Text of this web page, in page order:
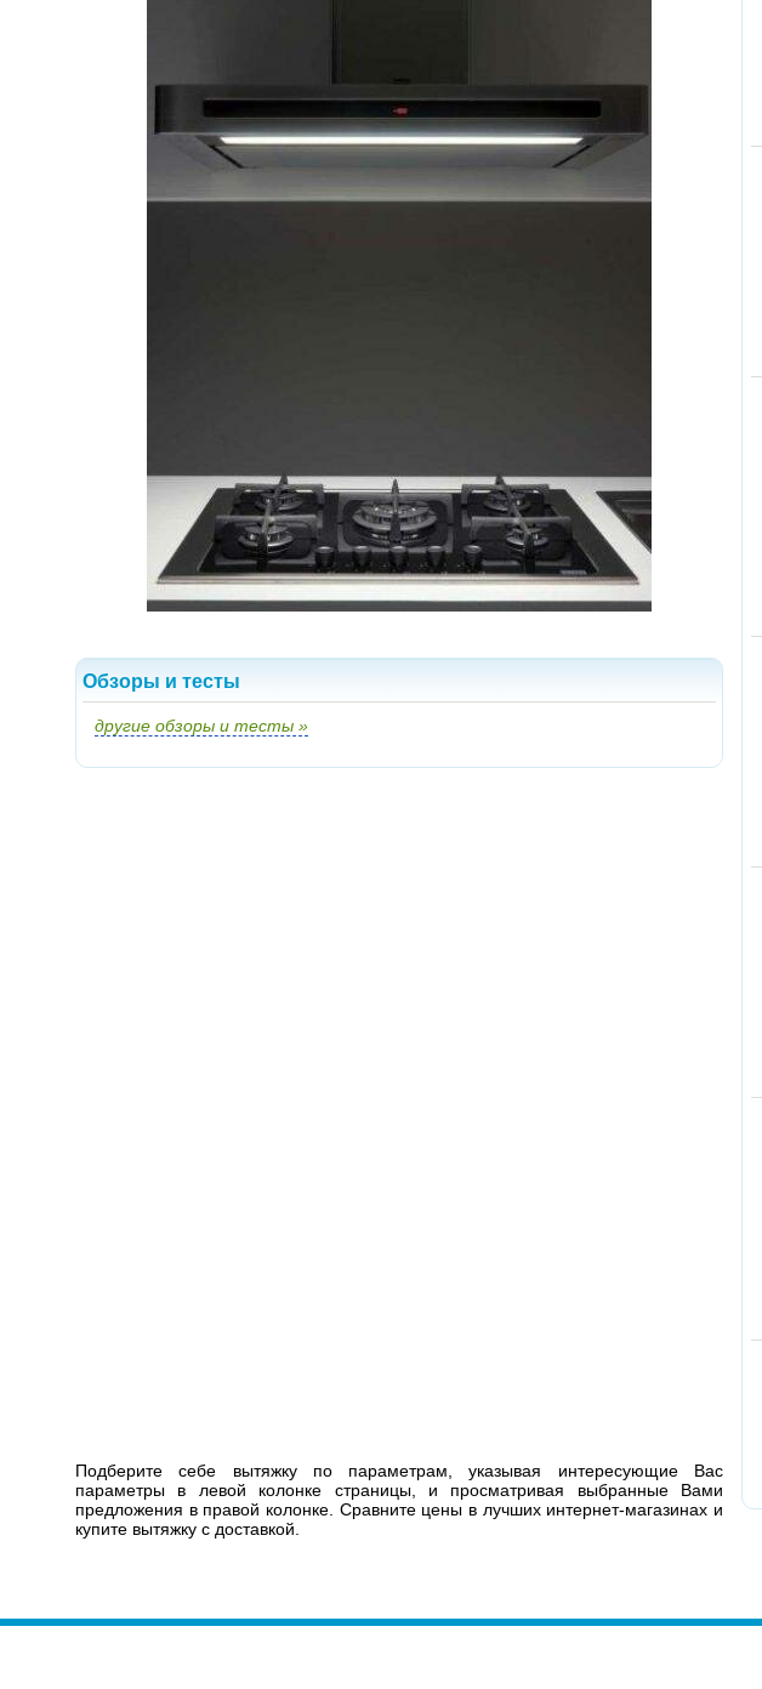
Обзоры и тесты
другие обзоры и тесты »
Подберите себе вытяжку по параметрам, указывая интересующие Вас
параметры в левой колонке страницы, и просматривая выбранные Вами
предложения в правой колонке. Сравните цены в лучших интернет-магазинах и
купите вытяжку с доставкой.